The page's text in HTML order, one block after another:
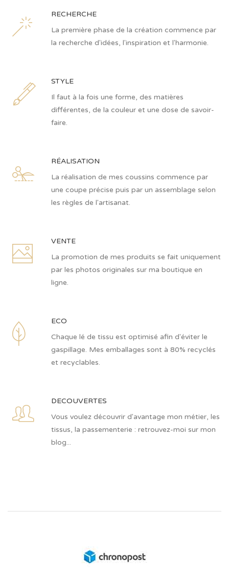
RECHERCHE
La première phase de la création commence par
la recherche d'idées, l'inspiration et l'harmonie.
STYLE
Il faut à la fois une forme, des matières
différentes, de la couleur et une dose de savoir-
faire.
RÉALISATION
La réalisation de mes coussins commence par
une coupe précise puis par un assemblage selon
les règles de l'artisanat.
VENTE
La promotion de mes produits se fait uniquement
par les photos originales sur ma boutique en
ligne.
ECO
Chaque lé de tissu est optimisé afin d'éviter le
gaspillage. Mes emballages sont à 80% recyclés
et recyclables.
DECOUVERTES
Vous voulez découvrir d'avantage mon métier, les
tissus, la passementerie : retrouvez-moi sur mon
blog...